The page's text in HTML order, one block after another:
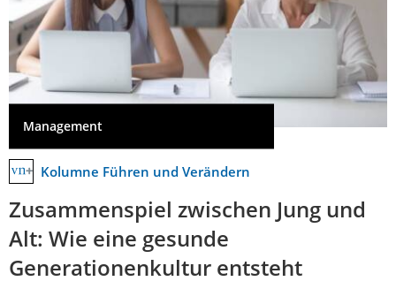
Management
Kolumne Führen und Verändern
Zusammenspiel zwischen Jung und
Alt: Wie eine gesunde
Generationenkultur entsteht